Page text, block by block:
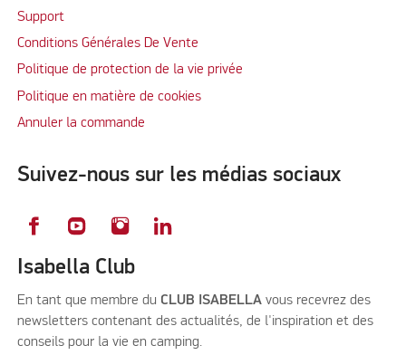
Support
Conditions Générales De Vente
Politique de protection de la vie privée
Politique en matière de cookies
Annuler la commande
Suivez-nous sur les médias sociaux
Isabella Club
En tant que membre du CLUB ISABELLA vous recevrez des
newsletters contenant des actualités, de l'inspiration et des
conseils pour la vie en camping.